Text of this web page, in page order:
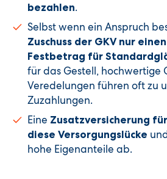
bezahlen.
Selbst wenn ein Anspruch
Zuschuss der GKV nur
Festbetrag für
für das Gestell, hochwertige
Veredelungen führen oft zu
Zuzahlungen.
Eine Zusatzversicherung
diese Versorgungslücke
hohe Eigenanteile ab.